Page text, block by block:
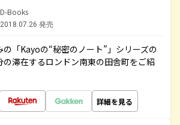
D-Books
2018.07.26 発売
「Kayoの“秘密のノート”」シリーズの
滞在するロンドン南東の田舎町をご紹
詳細を見る